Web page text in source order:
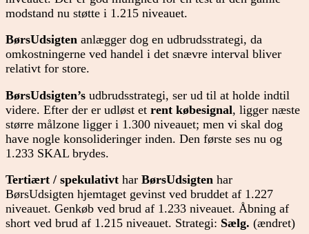
modstand nu støtte i 1.215 niveauet.
BørsUdsigten anlægger dog en udbrudsstrategi, da
omkostningerne ved handel i det snævre interval bliver
relativt for store.
BørsUdsigten’s udbrudsstrategi, ser ud til at holde indtil
videre. Efter der er udløst et rent købesignal, ligger næste
større målzone ligger i 1.300 niveauet; men vi skal dog
have nogle konsolideringer inden. Den første ses nu og
1.233 SKAL brydes.
Tertiært / spekulativt har BørsUdsigten har
BørsUdsigten hjemtaget gevinst ved bruddet af 1.227
niveauet. Genkøb ved brud af 1.233 niveauet. Åbning af
short ved brud af 1.215 niveauet. Strategi: Sælg. (ændret)